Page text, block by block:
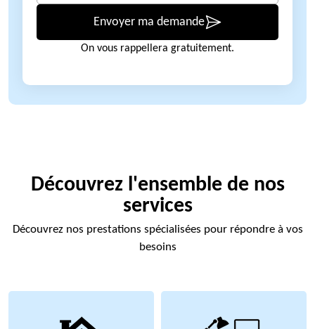
Envoyer ma demande
On vous rappellera gratuitement.
Découvrez l'ensemble de nos
services
Découvrez nos prestations spécialisées pour répondre à vos
besoins